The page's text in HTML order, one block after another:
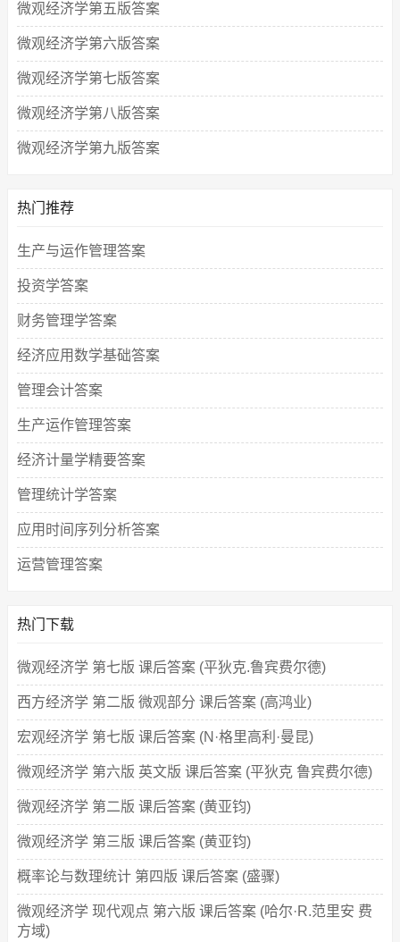
微观经济学第五版答案
微观经济学第六版答案
微观经济学第七版答案
微观经济学第八版答案
微观经济学第九版答案
热门推荐
生产与运作管理答案
投资学答案
财务管理学答案
经济应用数学基础答案
管理会计答案
生产运作管理答案
经济计量学精要答案
管理统计学答案
应用时间序列分析答案
运营管理答案
热门下载
微观经济学 第七版 课后答案 (平狄克.鲁宾费尔德)
西方经济学 第二版 微观部分 课后答案 (高鸿业)
宏观经济学 第七版 课后答案 (N·格里高利·曼昆)
微观经济学 第六版 英文版 课后答案 (平狄克 鲁宾费尔德)
微观经济学 第二版 课后答案 (黄亚钧)
微观经济学 第三版 课后答案 (黄亚钧)
概率论与数理统计 第四版 课后答案 (盛骤)
微观经济学 现代观点 第六版 课后答案 (哈尔·R.范里安 费
方域)